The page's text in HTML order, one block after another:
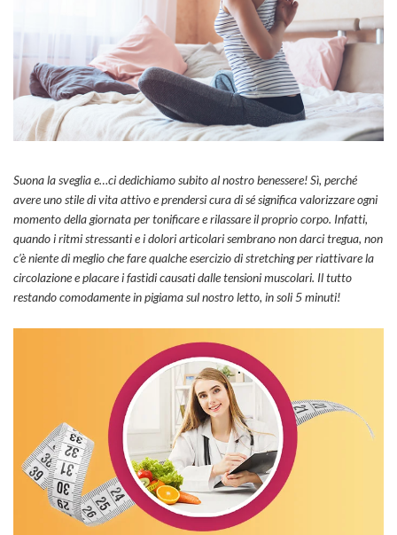
Suona la sveglia e…ci dedichiamo subito al nostro benessere! Sì, perché
avere uno stile di vita attivo e prendersi cura di sé significa valorizzare ogni
momento della giornata per tonificare e rilassare il proprio corpo. Infatti,
quando i ritmi stressanti e i dolori articolari sembrano non darci tregua, non
c’è niente di meglio che fare qualche esercizio di stretching per riattivare la
circolazione e placare i fastidi causati dalle tensioni muscolari. Il tutto
restando comodamente in pigiama sul nostro letto, in soli 5 minuti!